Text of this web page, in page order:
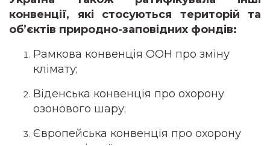
конвенції, які стосуються територій та
об’єктів природно-заповідних фондів:
Рамкова конвенція ООН про зміну
клімату;
Віденська конвенція про охорону
озонового шару;
Європейська конвенція про охорону